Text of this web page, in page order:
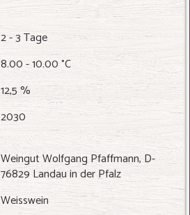
2 - 3 Tage
8.00 - 10.00 °C
12,5 %
2030
Weingut Wolfgang Pfaffmann, D-
76829 Landau in der Pfalz
Weisswein